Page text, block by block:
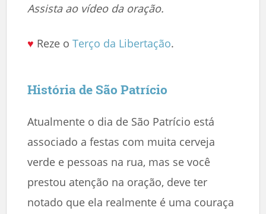
Assista ao vídeo da oração.
♥ Reze o Terço da Libertação.
História de São Patrício
Atualmente o dia de São Patrício está
associado a festas com muita cerveja
verde e pessoas na rua, mas se você
prestou atenção na oração, deve ter
notado que ela realmente é uma couraça